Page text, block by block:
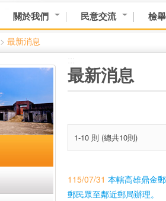
關於我們 民意交流 檢
> 最新消息
最新消息
1-10 則 (總共10則)
115/07/31 本轄高雄鼎金
郵民眾至鄰近郵局辦理。